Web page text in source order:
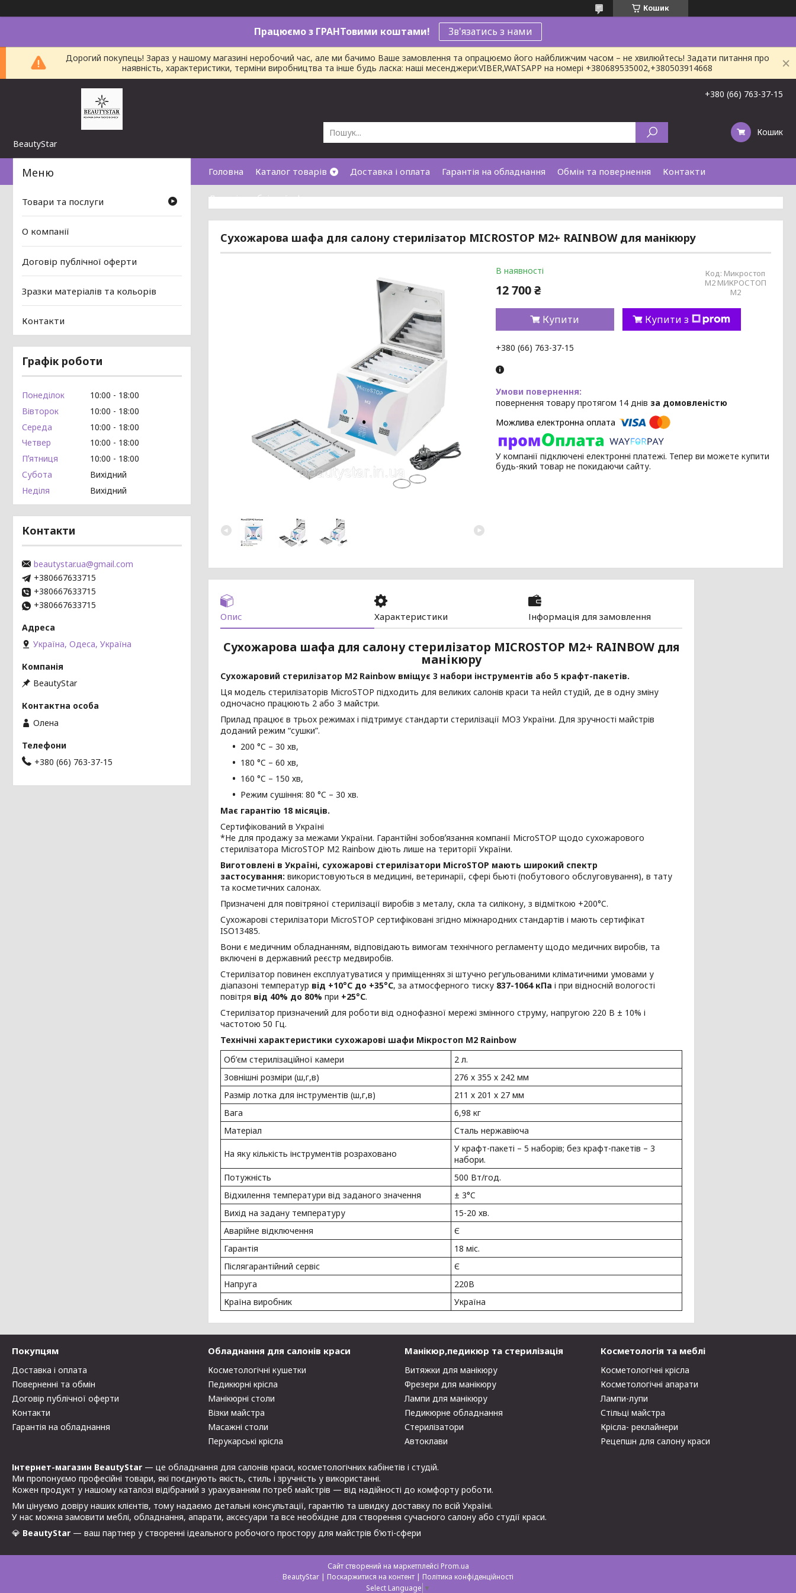
Кошик
Працюємо з ГРАНТовими коштами! Зв'язатись з нами
Дорогий покупець! Зараз у нашому магазині неробочий час, але ми бачимо Ваше замовлення та опрацюємо його найближчим часом – не хвилюйтесь! Задати питання про
наявність, характеристики, терміни виробництва та інше будь ласка: наші месенджери:VIBER,WATSAPP на номері +380689535002,+380503914668
BeautyStar
+380 (66) 763-37-15
Кошик
Головна Каталог товарів Доставка і оплата Гарантія на обладнання Обмін та повернення Контакти
Договір публічної оферти
Сухожарова шафа для салону стерилізатор MICROSTOP М2+ RAINBOW для манікюру
В наявності Код: Микростоп
М2 МИКРОСТОП
М2
12 700 ₴
Купити Купити з
+380 (66) 763-37-15
повернення товару протягом 14 днів за домовленістю
У компанії підключені електронні платежі. Тепер ви можете купити
будь-який товар не покидаючи сайту.
Опис Характеристики Інформація для замовлення
Сухожарова шафа для салону стерилізатор MICROSTOP М2+ RAINBOW для
манікюру
Сухожаровий стерилізатор М2 Rainbow вміщує 3 набори інструментів або 5 крафт-пакетів.
Ця модель стерилізаторів MicroSTOP підходить для великих салонів краси та нейл студій, де в одну зміну
одночасно працюють 2 або 3 майстри.
Прилад працює в трьох режимах і підтримує стандарти стерилізації МОЗ України. Для зручності майстрів
доданий режим “сушки”.
200 °C – 30 хв,
180 °C – 60 хв,
160 °C – 150 хв,
Режим сушіння: 80 °C – 30 хв.
Має гарантію 18 місяців.
Сертифікований в Україні
*Не для продажу за межами України. Гарантійні зобовʼязання компанії MicroSTOP щодо сухожарового
стерилізатора MicroSTOP M2 Rainbow діють лише на території України.
Виготовлені в Україні, сухожарові стерилізатори MicroSTOP мають широкий спектр
застосування: використовуються в медицині, ветеринарії, сфері бьюті (побутового обслуговування), в тату
та косметичних салонах.
Призначені для повітряної стерилізації виробів з металу, скла та силікону, з відміткою +200°C.
Сухожарові стерилізатори MicroSTOP сертифіковані згідно міжнародних стандартів і мають сертифікат
ISO13485.
Вони є медичним обладнанням, відповідають вимогам технічного регламенту щодо медичних виробів, та
включені в державний реєстр медвиробів.
Стерилізатор повинен експлуатуватися у приміщеннях зі штучно регульованими кліматичними умовами у
діапазоні температур від +10°C до +35°C, за атмосферного тиску 837-1064 кПа і при відносній вологості
повітря від 40% до 80% при +25°C.
Стерилізатор призначений для роботи від однофазної мережі змінного струму, напругою 220 В ± 10% і
частотою 50 Гц.
Технічні характеристики сухожарові шафи Мікростоп M2 Rainbow
Об’єм стерилізаційної камери
2 л.
Зовнішні розміри (ш,г,в)
276 х 355 х 242 мм
Размір лотка для інструментів (ш,г,в)
211 х 201 х 27 мм
Вага
6,98 кг
Матеріал
Сталь нержавіюча
На яку кількість інструментів розраховано
У крафт-пакеті – 5 наборів; без крафт-пакетів – 3
набори.
Потужність
500 Вт/год.
Відхилення температури від заданого значення
± 3°C
Вихід на задану температуру
15-20 хв.
Аварійне відключення
Є
Гарантія
18 міс.
Післягарантійний сервіс
Є
Напруга
220В
Країна виробник
Україна
Товари та послуги
О компанії
Договір публічної оферти
Зразки матеріалів та кольорів
Контакти
Графік роботи
Понеділок 10:00
18:00
Вівторок
10:00
18:00
Середа
10:00
18:00
Четвер
10:00
18:00
Пʼятниця
10:00
18:00
Субота
Вихідний
Неділя
Вихідний
Контакти
beautystar.ua@gmail.com
+380667633715
+380667633715
+380667633715
Україна, Одеса, Україна
BeautyStar
Олена
+380 (66) 763-37-15
Покупцям
Доставка і оплата
Поверненні та обмін
Договір публічної оферти
Контакти
Гарантія на обладнання
Обладнання для салонів краси
Косметологічні кушетки
Педикюрні крісла
Манікюрні столи
Візки майстра
Масажні столи
Перукарські крісла
Манікюр,педикюр та стерилізація
Витяжки для манікюру
Фрезери для манікюру
Лампи для манікюру
Педикюрне обладнання
Стерилізатори
Автоклави
Косметологія та меблі
Косметологічні крісла
Косметологічні апарати
Лампи-лупи
Стільці майстра
Крісла- реклайнери
Рецепшн для салону краси
Інтернет-магазин BeautyStar — це обладнання для салонів краси, косметологічних кабінетів і студій.
Ми пропонуємо професійні товари, які поєднують якість, стиль і зручність у використанні.
Кожен продукт у нашому каталозі відібраний з урахуванням потреб майстрів — від надійності до комфорту роботи.
Ми цінуємо довіру наших клієнтів, тому надаємо детальні консультації, гарантію та швидку доставку по всій Україні.
У нас можна замовити меблі, обладнання, апарати, аксесуари та все необхідне для створення сучасного салону або студії краси.
💎 BeautyStar — ваш партнер у створенні ідеального робочого простору для майстрів б’юті-сфери
Сайт створений на маркетплейсі Prom.ua
BeautyStar | Поскаржитися на контент | Політика конфіденційності
Select Language ▼